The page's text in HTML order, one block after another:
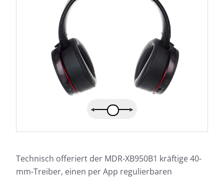
Technisch offeriert der MDR-XB950B1 kräftige 40-
mm-Treiber, einen per App regulierbaren